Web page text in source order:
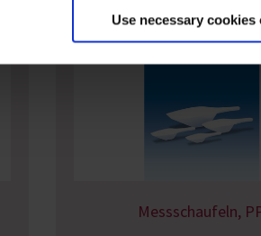
Use necessary cookies
Messschaufeln,